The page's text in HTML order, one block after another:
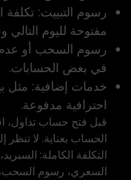
رسوم التبييت:
مفتوحة لليوم
رسوم السحب أو عدم
في بعض الحسابات.
خدمات إضافية: مثل
احترافية مدفوعة.
قبل فتح حساب
الحساب بعناية. لا
التكلفة الكاملة:
السعري، رسوم